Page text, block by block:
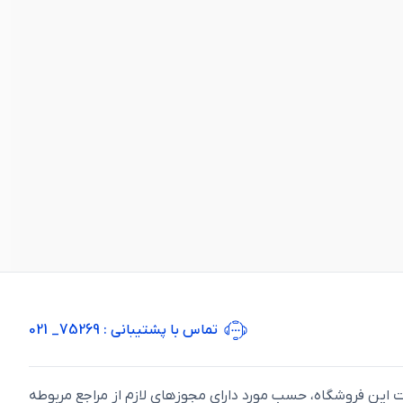
تماس با پشتیبانی : 75269_ 021
اين فروشگاه، حسب مورد دارای مجوزهای لازم از مراجع مربوطه